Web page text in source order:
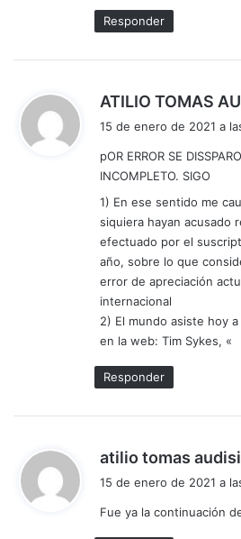
Responder
ATILIO TOMAS
15 de enero de 2021 a
pOR ERROR SE
INCOMPLETO. SIGO
1) En ese sentido me
siquiera hayan acusado
efectuado por el
año, sobre lo que
error de apreciación
internacional
2) El mundo asiste hoy
en la web: Tim Sykes, «
Responder
atilio tomas
15 de enero de 2021 a
Fue ya la continuación